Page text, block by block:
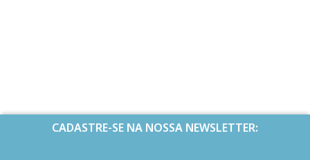
CADASTRE-SE NA NOSSA NEWSLETTER: